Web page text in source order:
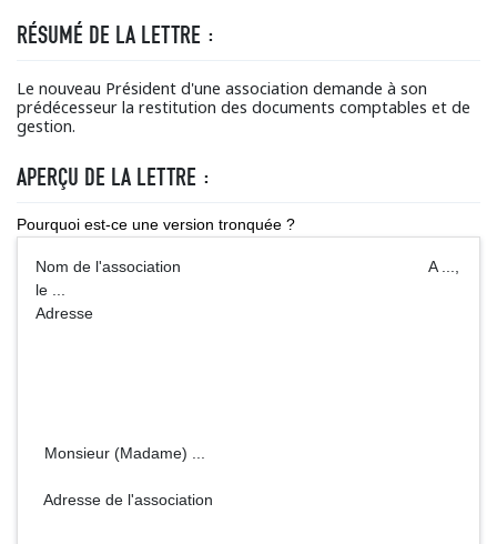
RÉSUMÉ DE LA LETTRE :
Le nouveau Président d'une association demande à son
prédécesseur la restitution des documents comptables et de
gestion.
APERÇU DE LA LETTRE :
Pourquoi est-ce une version tronquée ?
Nom de l'association A ...,
le ...
Adresse
Monsieur (Madame) ...
Adresse de l'association